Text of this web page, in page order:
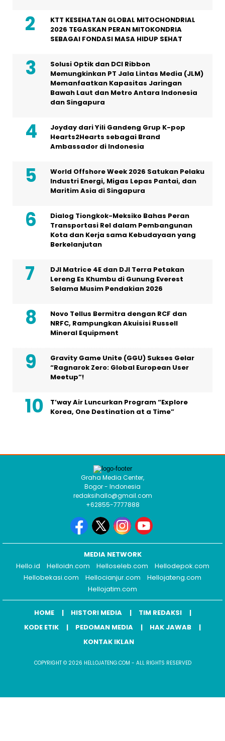
KTT KESEHATAN GLOBAL MITOCHONDRIAL
2026 TEGASKAN PERAN MITOKONDRIA
SEBAGAI FONDASI MASA HIDUP SEHAT
Solusi Optik dan DCI Ribbon
Memungkinkan PT Jala Lintas Media (JLM)
Memanfaatkan Kapasitas Jaringan
Bawah Laut dan Metro Antara Indonesia
dan Singapura
Joyday dari Yili Gandeng Grup K-pop
Hearts2Hearts sebagai Brand
Ambassador di Indonesia
World Offshore Week 2026 Satukan Pelaku
Industri Energi, Migas Lepas Pantai, dan
Maritim Asia di Singapura
Dialog Tiongkok-Meksiko Bahas Peran
Transportasi Rel dalam Pembangunan
Kota dan Kerja sama Kebudayaan yang
Berkelanjutan
DJI Matrice 4E dan DJI Terra Petakan
Lereng Es Khumbu di Gunung Everest
Selama Musim Pendakian 2026
Novo Tellus Bermitra dengan RCF dan
NRFC, Rampungkan Akuisisi Russell
Mineral Equipment
Gravity Game Unite (GGU) Sukses Gelar
“Ragnarok Zero: Global European User
Meetup”!
T’way Air Luncurkan Program “Explore
Korea, One Destination at a Time”
Graha Media Center,
Bogor - Indonesia
redaksihallo@gmail.com
+62855-7777888
MEDIA NETWORK
Hello.id
Helloidn.com Helloseleb.com
Hellodepok.com
Hellobekasi.com
Hellocianjur.com
Hellojateng.com
Hellojatim.com
HOME HISTORI MEDIA
TIM REDAKSI
KODE ETIK
PEDOMAN MEDIA
HAK JAWAB
KONTAK IKLAN
COPYRIGHT © 2026 HELLOJATENG.COM - ALL RIGHTS RESERVED